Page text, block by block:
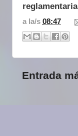
a la/s 08:47
Entrada